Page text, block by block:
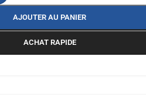
AJOUTER AU PANIER
ACHAT RAPIDE